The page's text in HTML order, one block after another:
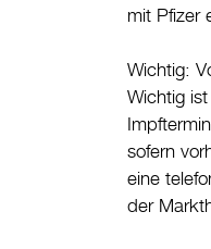
mit Pfizer
Wichtig:
Wichtig
sofern
eine
der